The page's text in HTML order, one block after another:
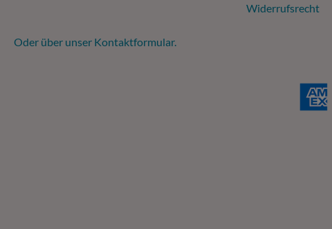
Oder über unser Kontaktformular.
Widerrufsrecht